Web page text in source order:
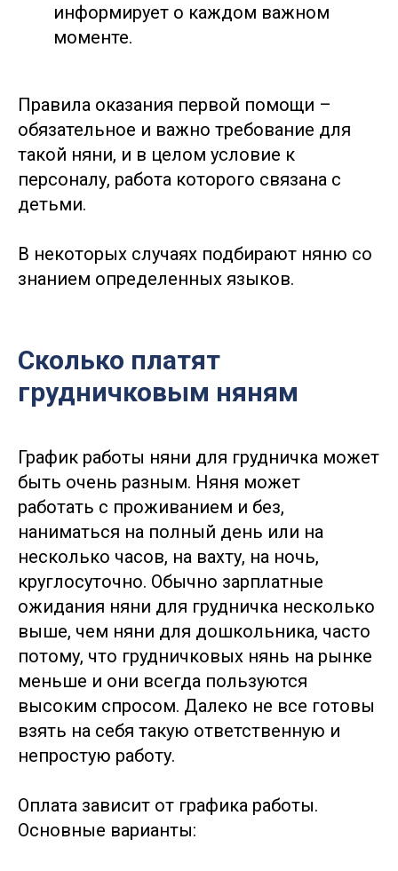
информирует о каждом важном
моменте.
Правила оказания первой помощи –
обязательное и важно требование для
такой няни, и в целом условие к
персоналу, работа которого связана с
детьми.
В некоторых случаях подбирают няню со
знанием определенных языков.
Сколько платят
грудничковым няням
График работы няни для грудничка может
быть очень разным. Няня может
работать с проживанием и без,
наниматься на полный день или на
несколько часов, на вахту, на ночь,
круглосуточно. Обычно зарплатные
ожидания няни для грудничка несколько
выше, чем няни для дошкольника, часто
потому, что грудничковых нянь на рынке
меньше и они всегда пользуются
высоким спросом. Далеко не все готовы
взять на себя такую ответственную и
непростую работу.
Оплата зависит от графика работы.
Основные варианты: